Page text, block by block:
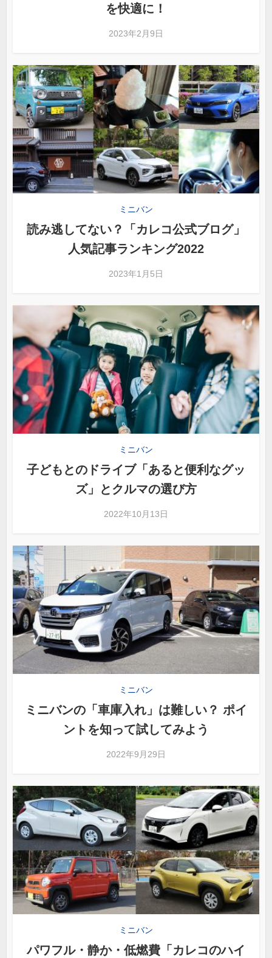
を快適に！
2023年2月9日
ミニバン
読み逃してない？「カレコ公式ブログ」
人気記事ランキング2022
2023年1月5日
ミニバン
子どもとのドライブ「あると便利なグッ
ズ」とクルマの選び方
2022年10月13日
ミニバン
ミニバンの「車庫入れ」は難しい？ ポイ
ントを知って試してみよう
2022年9月29日
ミニバン
パワフル・静か・低燃費「カレコのハイ